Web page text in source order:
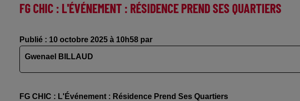
FG CHIC : L'ÉVÉNEMENT : RÉSIDENCE PREND SES QUARTIERS
Publié : 10 octobre 2025 à 10h58 par
Gwenael BILLAUD
FG CHIC : L'Événement : Résidence Prend Ses Quartiers